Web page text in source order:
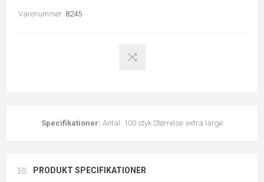
Varenummer: 8245
Specifikationer: Antal: 100 styk Størrelse: extra large
PRODUKT SPECIFIKATIONER